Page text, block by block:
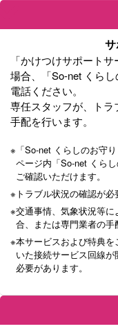
「かけつけサポート
場合、「So-net くら
電話ください。
専任スタッフが、ト
手配を行います。
※ 「So-net くらしのお守
ページ内「So-net くら
ご確認いただけます。
※ トラブル状況の確認が
※交通事情、気象状況等
合、または専門業者の手
※本サービスおよび特典
いた接続サービス回線
必要があります。